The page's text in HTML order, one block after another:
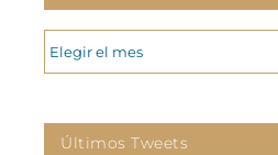
ARCHIVOS
Últimos Tweets